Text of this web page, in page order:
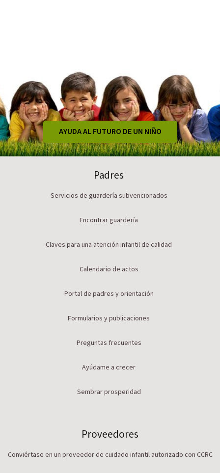
AYUDA AL FUTURO DE UN NIÑO
Padres
Servicios de guardería subvencionados
Encontrar guardería
Claves para una atención infantil de calidad
Calendario de actos
Portal de padres y orientación
Formularios y publicaciones
Preguntas frecuentes
Ayúdame a crecer
Sembrar prosperidad
Proveedores
Conviértase en un proveedor de cuidado infantil autorizado con CCRC